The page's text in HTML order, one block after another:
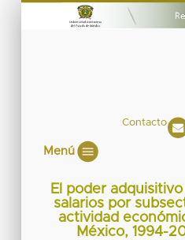
Contacto
Menú
El poder
salarios por
actividad
México, 1994-